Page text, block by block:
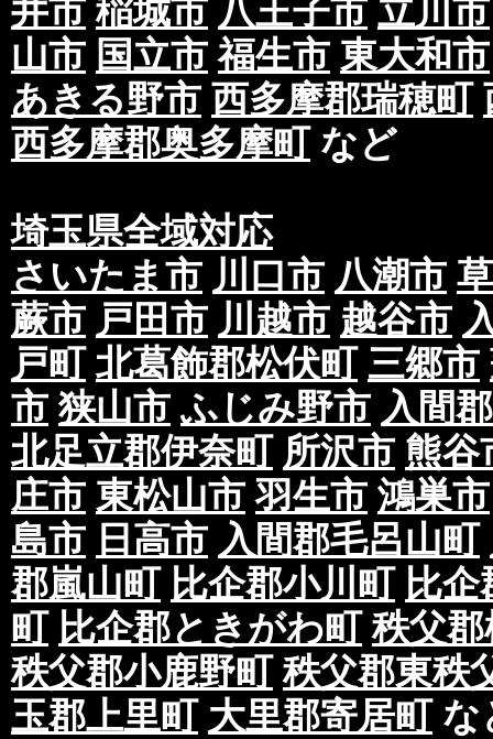
井市 稲城市 八王子市 立川市
山市 国立市 福生市 東大和市
あきる野市 西多摩郡瑞穂町
西多摩郡奥多摩町など
埼玉県全域対応
さいたま市 川口市 八潮市
蕨市 戸田市 川越市 越谷市
戸町 北葛飾郡松伏町 三郷市
市 狭山市 ふじみ野市 入間
北足立郡伊奈町 所沢市 熊谷
庄市 東松山市 羽生市 鴻巣市
島市 日高市 入間郡毛呂山町
郡嵐山町 比企郡小川町 比
町 比企郡ときがわ町 秩父
秩父郡小鹿野町 秩父郡東秩
玉郡上里町 大里郡寄居町な